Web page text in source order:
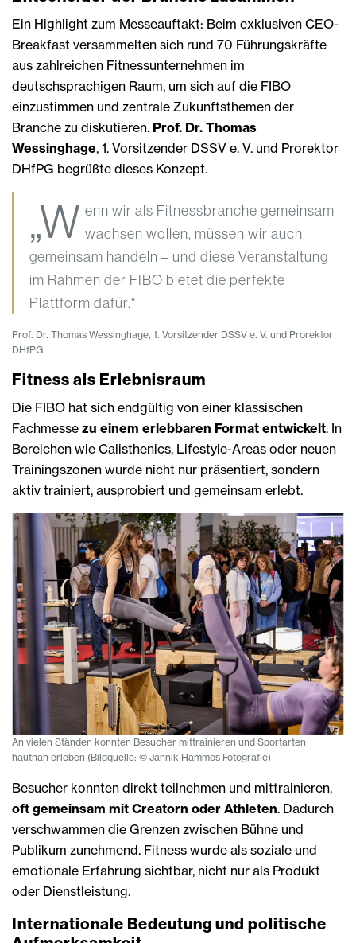
Ein Highlight zum Messeauftakt: Beim exklusiven CEO-
Breakfast versammelten sich rund 70 Führungskräfte
aus zahlreichen Fitnessunternehmen im
deutschsprachigen Raum, um sich auf die FIBO
einzustimmen und zentrale Zukunftsthemen der
Branche zu diskutieren. Prof. Dr. Thomas
Wessinghage, 1. Vorsitzender DSSV e. V. und Prorektor
DHfPG begrüßte dieses Konzept.
„W enn wir als Fitnessbranche gemeinsam
wachsen wollen, müssen wir auch
gemeinsam handeln – und diese Veranstaltung
im Rahmen der FIBO bietet die perfekte
Plattform dafür.“
Prof. Dr. Thomas Wessinghage, 1. Vorsitzender DSSV e. V. und Prorektor
DHfPG
Fitness als Erlebnisraum
Die FIBO hat sich endgültig von einer klassischen
Fachmesse zu einem erlebbaren Format entwickelt. In
Bereichen wie Calisthenics, Lifestyle-Areas oder neuen
Trainingszonen wurde nicht nur präsentiert, sondern
aktiv trainiert, ausprobiert und gemeinsam erlebt.
An vielen Ständen konnten Besucher mittrainieren und Sportarten
hautnah erleben (Bildquelle: © Jannik Hammes Fotografie)
Besucher konnten direkt teilnehmen und mittrainieren,
oft gemeinsam mit Creatorn oder Athleten. Dadurch
verschwammen die Grenzen zwischen Bühne und
Publikum zunehmend. Fitness wurde als soziale und
emotionale Erfahrung sichtbar, nicht nur als Produkt
oder Dienstleistung.
Internationale Bedeutung und politische